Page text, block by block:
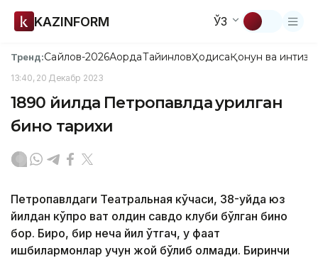
KAZINFORM ЎЗ
Тренд:Сайлов-2026АқордаТайинловҲодисаҚонун ва
13:40, 20 Декабр 2023
1890 йилда Петропавлда қурилган
бино тарихи
Петропавлдаги Театральная кўчаси, 38-уйда юз
йилдан кўпроқ вақт олдин савдо клуби бўлган бино
бор. Бироқ, бир неча йил ўтгач, у фақат
ишбилармонлар учун жой бўлиб қолмади. Биринчи